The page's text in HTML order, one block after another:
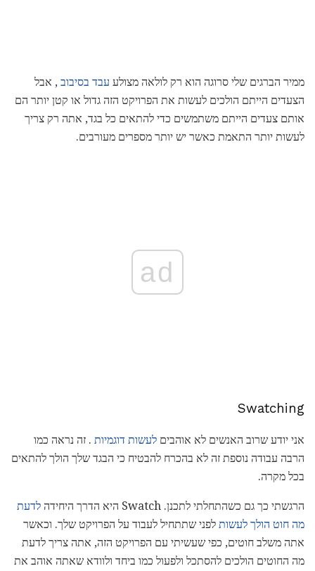
ממיר הברגים שלי סרוגה הוא רק לולאה מצולע עבד בסיבוב , אבל
הצעדים הייתם הולכים לעשות את הפרויקט הזה גדול או קטן יותר הם
אותם צעדים הייתם משתמשים כדי להתאים כל בגד, אתה רק צריך
לעשות יותר התאמת כאשר יש יותר מספרים מעורבים.
ad
Swatching
אני יודע שרוב האנשים לא אוהבים לעשות דוגמיות . זה נראה כמו
הרבה עבודה נוספת זה לא בהכרח להבטיח כי הבגד שלך הולך להתאים
בכל מקרה.
הרגשתי כך גם כשהתחלתי לתכנן. Swatch היא הדרך היחידה
לדעת
מה חוט הולך לעשות לפני שתתחיל לעבוד על הפרויקט שלך. וכאשר
אתה משלב חוטים, כפי שעשיתי עם הפרויקט הזה, אתה צריך לדעת
מה החוטים הולכים להסתכל ולפעול כמו ביחד ולוודא שאתה אוהב את